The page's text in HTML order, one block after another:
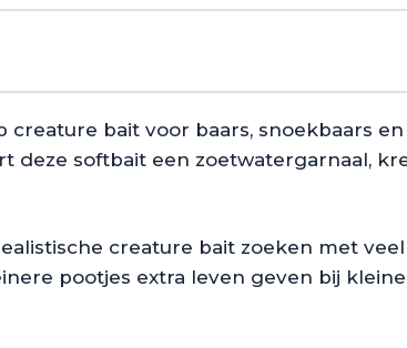
creature bait voor baars, snoekbaars
deze softbait een zoetwatergarnaal,
creature bait zoeken met
pootjes extra leven geven bij